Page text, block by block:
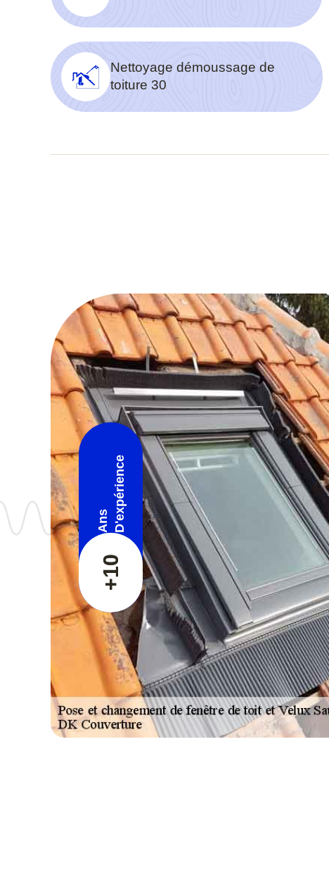
Nettoyage démoussage de
toiture 30
+10
Ans D'expérience